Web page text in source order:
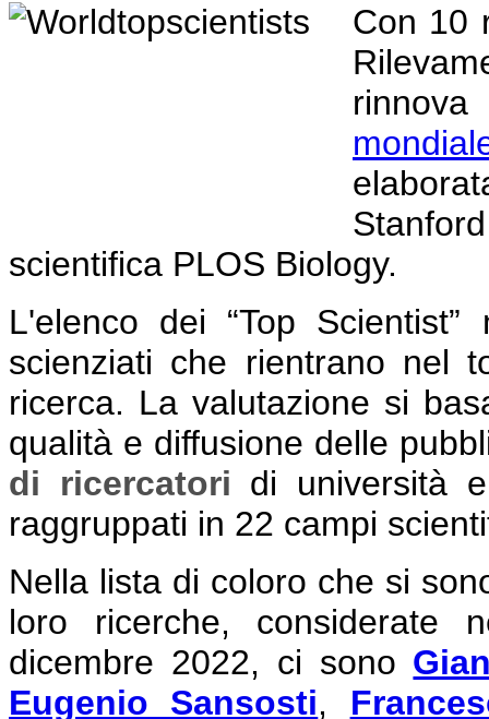
Con 10
scientifica PLOS Biology.
L'elenco dei “Top
scienziati che rientrano nel
ricerca. La valutazione si
qualità e diffusione delle
di ricercatori di università
raggruppati in 22 campi
Nella lista di coloro che si
loro ricerche, considerate
dicembre 2022, ci sono
Eugenio Sansosti,